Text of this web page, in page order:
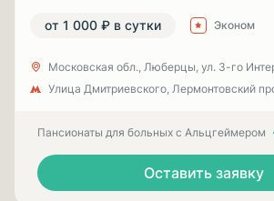
от 1 000 ₽ в сутки Эконом
Московская обл., Люберцы, ул. 3-гo
Улица Дмитриевского, Лермонтовский
Пансионаты для больных с Альцгеймером
Оставить заявку